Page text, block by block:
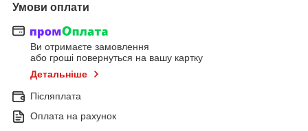
Умови оплати
Ви отримаєте замовлення
або гроші повернуться на вашу картку
Детальніше
Післяплата
Оплата на рахунок